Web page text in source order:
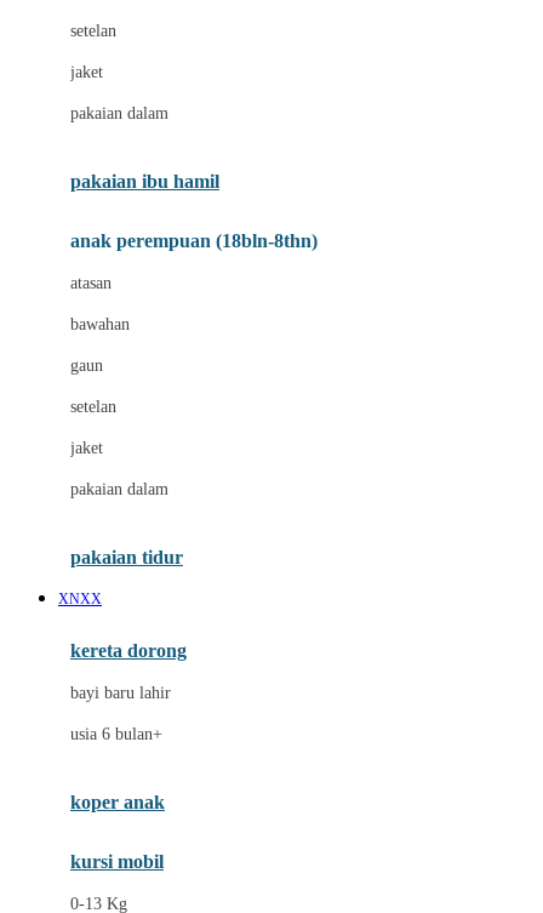
Cottonseeds
Crane
Drew
E
ELC
Ergobaby
Ezyroller
F
setelan
jaket
pakaian dalam
pakaian ibu hamil
anak perempuan (18bln-8thn)
atasan
bawahan
gaun
setelan
jaket
pakaian dalam
pakaian tidur
XNXX
kereta dorong
bayi baru lahir
usia 6 bulan+
koper anak
kursi mobil
0-13 Kg